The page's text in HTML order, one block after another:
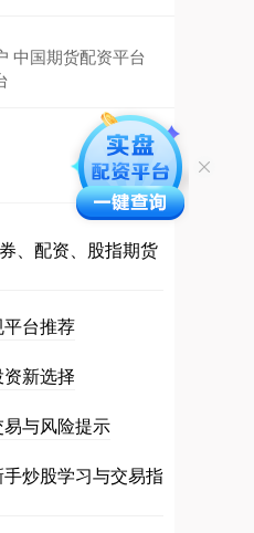
中国期货配资平台
、配资、股指期货
台推荐
新选择
与风险提示
炒股学习与交易指